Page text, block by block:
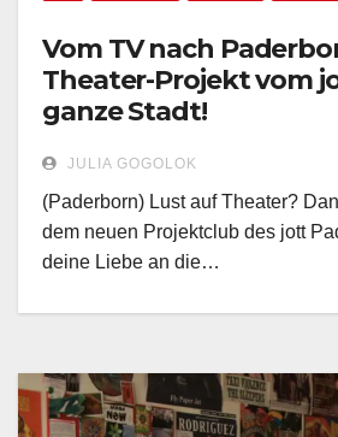
Vom TV nach
Theater-Projekt vom
ganze Stadt!
JULIA GOGOLOK
(Paderborn) Lust auf Theater?
dem neuen Projektclub des jott
deine Liebe an die…